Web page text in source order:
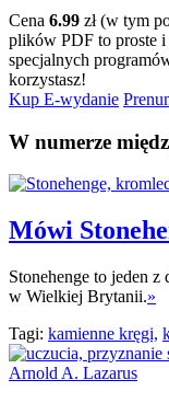
Cena 6.99 zł (w tym
plików PDF to proste i
specjalnych
korzystasz!
Kup E-wydanie
W numerze
Mówi
Stonehenge to jeden
w Wielkiej Brytanii.»
Tagi: kamienne kręgi,